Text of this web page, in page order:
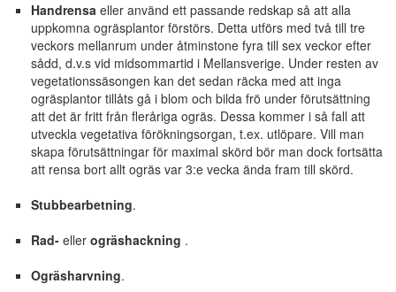
Handrensa eller använd ett passande redskap så att alla
uppkomna ogräsplantor förstörs. Detta utförs med två till tre
veckors mellanrum under åtminstone fyra till sex veckor efter
sådd, d.v.s vid midsommartid i Mellansverige. Under resten av
vegetationssäsongen kan det sedan räcka med att inga
ogräsplantor tillåts gå i blom och bilda frö under förutsättning
att det är fritt från fleråriga ogräs. Dessa kommer i så fall att
utveckla vegetativa förökningsorgan, t.ex. utlöpare. Vill man
skapa förutsättningar för maximal skörd bör man dock fortsätta
att rensa bort allt ogräs var 3:e vecka ända fram till skörd.
Stubbearbetning.
Rad- eller ogräshackning .
Ogräsharvning.